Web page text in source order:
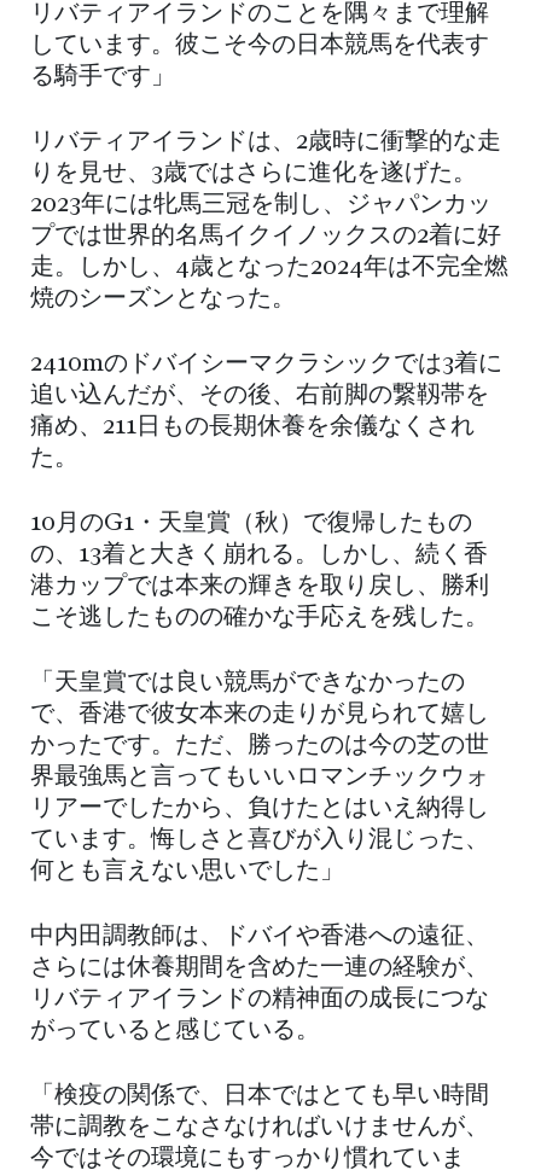
リバティアイランドのことを隅々まで理解
しています。彼こそ今の日本競馬を代表す
る騎手です」
リバティアイランドは、2歳時に衝撃的な走
りを見せ、3歳ではさらに進化を遂げた。
2023年には牝馬三冠を制し、ジャパンカッ
プでは世界的名馬イクイノックスの2着に好
走。しかし、4歳となった2024年は不完全燃
焼のシーズンとなった。
2410mのドバイシーマクラシックでは3着に
追い込んだが、その後、右前脚の繋靱帯を
痛め、211日もの長期休養を余儀なくされ
た。
10月のG1・天皇賞（秋）で復帰したもの
の、13着と大きく崩れる。しかし、続く香
港カップでは本来の輝きを取り戻し、勝利
こそ逃したものの確かな手応えを残した。
「天皇賞では良い競馬ができなかったの
で、香港で彼女本来の走りが見られて嬉し
かったです。ただ、勝ったのは今の芝の世
界最強馬と言ってもいいロマンチックウォ
リアーでしたから、負けたとはいえ納得し
ています。悔しさと喜びが入り混じった、
何とも言えない思いでした」
中内田調教師は、ドバイや香港への遠征、
さらには休養期間を含めた一連の経験が、
リバティアイランドの精神面の成長につな
がっていると感じている。
「検疫の関係で、日本ではとても早い時間
帯に調教をこなさなければいけませんが、
今ではその環境にもすっかり慣れていま